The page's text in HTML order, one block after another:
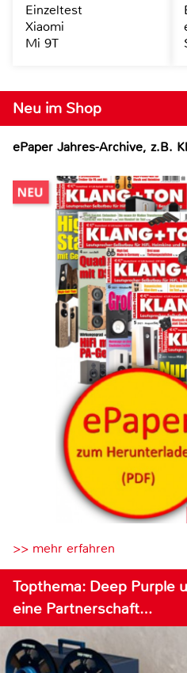
Neu im Shop
ePaper Jahres-Archive, z.B.
>> mehr erfahren
Topthema: Deep Purple
eine Partnerschaft…
Einzeltest
Xiaomi
Mi 9T